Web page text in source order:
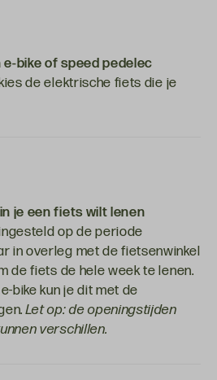
bike of speed pedelec
de elektrische fiets die je
je een fiets wilt lenen
op de periode
in overleg met de fietsenwinkel
de fiets de hele week te lenen.
bike kun je dit met de
Let op: de openingstijden
verschillen.